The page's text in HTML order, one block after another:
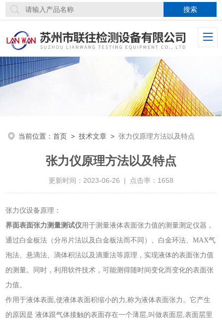
当前位置：首页 >技术文章 >张力仪原理方法以及特点
张力仪原理方法以及特点
更新时间：2023-06-26 | 点击率：1658
张力仪设备 原理 ：
界面表面张力测量测试仪 用于测量液体表面张力值的测量测定仪器，
通过白金板法（分吊片法以及白金板法而不同）、白金环法、MAX气
泡法、悬滴法、滴体积法以及滴重法等原理，实现液体的表面张力值
的测量。同时，利用软件技术，可能测得随时间变化而变化的表面张
力值。
作用于液体表面 ,使液体表面积缩小的力,称为液体表面张力。它产生
的原因是 液体跟气体接触的表面存在一个薄层,叫做表面层,表面层里